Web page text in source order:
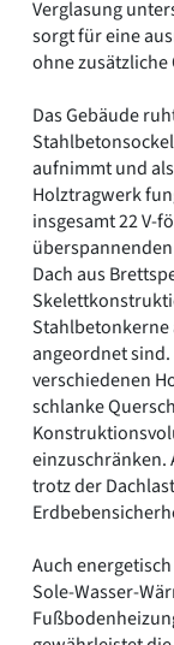
Verglasung
sorgt für eine
ohne
Das Gebäude
aufnimmt und
Holztragwerk
insgesamt 22 V-
Dach aus
Stahlbetonkerne
angeordnet
verschiedenen
schlanke
einzuschränken.
trotz der
Auch
Sole-Wasser-